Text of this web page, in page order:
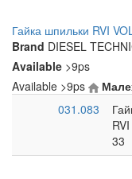
Гайка шпильки RVI
Brand DIESEL
Available >9ps
Available >9ps
031.083
33